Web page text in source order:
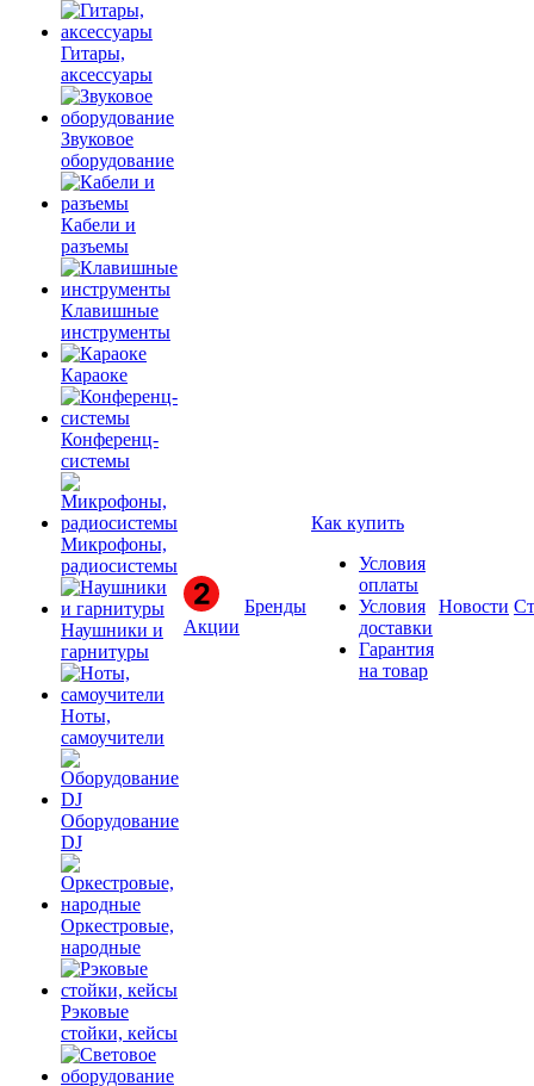
Гитары,
аксессуары
Звуковое
оборудование
Кабели и
разъемы
Клавишные
инструменты
Караоке
Конференц-
системы
Микрофоны,
радиосистемы
Наушники и
гарнитуры
Ноты,
самоучители
Оборудование
DJ
Оркестровые,
народные
Рэковые
стойки, кейсы
Акции
Бренды
Как купить
Условия
оплаты
Условия
доставки
Гарантия
на товар
Новости